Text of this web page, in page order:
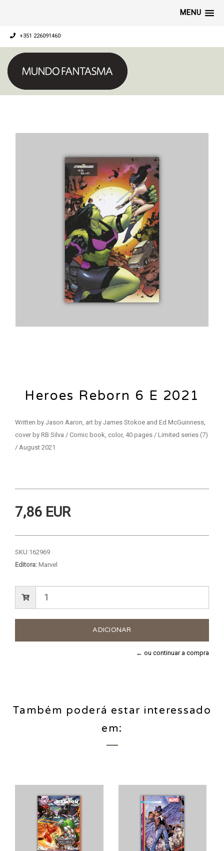
MENU
+351 226091460
Heroes Reborn 6 E 2021
Written by Jason Aaron, art by James Stokoe and Ed McGuinness,
cover by RB Silva / Comic book, color, 40 pages / Limited series (7)
/ August 2021
7,86 EUR
SKU:162969
Editora: Marvel
← ou continuar a compra
Também poderá estar interessado
em: